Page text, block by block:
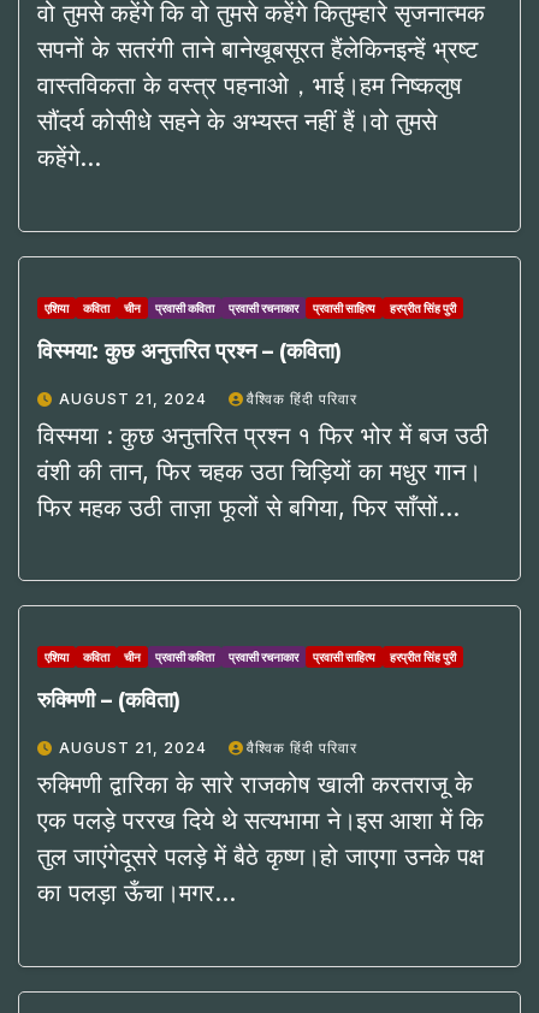
वो तुमसे कहेंगे कि वो तुमसे कहेंगे कितुम्हारे सृजनात्मक
सपनों के सतरंगी ताने बानेखूबसूरत हैंलेकिनइन्हें भ्रष्ट
वास्तविकता के वस्त्र पहनाओ，भाई।हम निष्कलुष
सौंदर्य कोसीधे सहने के अभ्यस्त नहीं हैं।वो तुमसे
कहेंगे…
एशिया कविता चीन प्रवासी कविता प्रवासी रचनाकार प्रवासी साहित्य हरप्रीत सिंह पुरी
विस्मया: कुछ अनुत्तरित प्रश्न – (कविता)
AUGUST 21, 2024 वैश्विक हिंदी परिवार
विस्मया : कुछ अनुत्तरित प्रश्न १ फिर भोर में बज उठी
वंशी की तान, फिर चहक उठा चिड़ियों का मधुर गान।
फिर महक उठी ताज़ा फूलों से बगिया, फिर साँसों…
एशिया कविता चीन प्रवासी कविता प्रवासी रचनाकार प्रवासी साहित्य हरप्रीत सिंह पुरी
रुक्मिणी – (कविता)
AUGUST 21, 2024 वैश्विक हिंदी परिवार
रुक्मिणी द्वारिका के सारे राजकोष खाली करतराजू के
एक पलड़े पररख दिये थे सत्यभामा ने।इस आशा में कि
तुल जाएंगेदूसरे पलड़े में बैठे कृष्ण।हो जाएगा उनके पक्ष
का पलड़ा ऊँचा।मगर…